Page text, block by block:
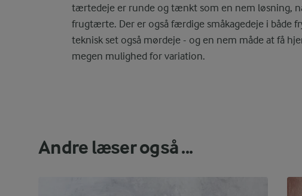
tærtedeje er runde og tænkt som en nem løsning,
frugtærte. Der er også færdige småkagedeje i både
teknisk set også mørdeje - og en nem måde at få
megen mulighed for variation.
Andre læser også ...